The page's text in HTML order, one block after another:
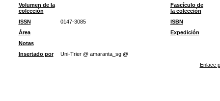
Volumen de la
colección
Fascículo de
la colección
ISSN
0147-3085
ISBN
Área
Expedición
Notas
Insertado por
Uni-Trier @ amaranta_sg @
Enlace